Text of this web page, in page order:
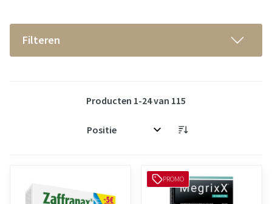
Filteren
Producten 1-24van 115
Sorteer op:
PROMO